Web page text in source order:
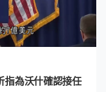
為沃什確認接任